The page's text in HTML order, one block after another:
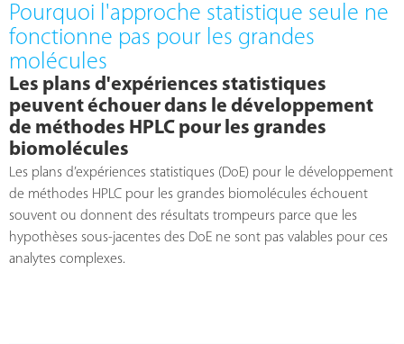
Pourquoi l'approche statistique seule ne
fonctionne pas pour les grandes
molécules
Les plans d'expériences statistiques
peuvent échouer dans le développement
de méthodes HPLC pour les grandes
biomolécules
Les plans d’expériences statistiques (DoE) pour le développement
de méthodes HPLC pour les grandes biomolécules échouent
souvent ou donnent des résultats trompeurs parce que les
hypothèses sous-jacentes des DoE ne sont pas valables pour ces
analytes complexes.